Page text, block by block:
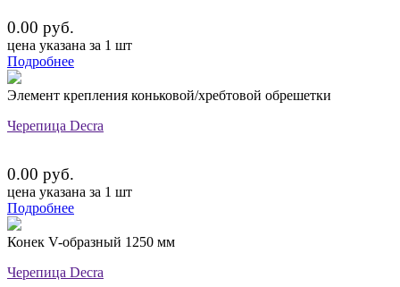
0.00 руб.
цена указана за 1 шт
Подробнее
Элемент крепления коньковой/хребтовой обрешетки
Черепица Decra
0.00 руб.
цена указана за 1 шт
Подробнее
Конек V-образный 1250 мм
Черепица Decra